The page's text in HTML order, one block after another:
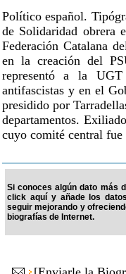
Político español.
de Solidaridad obrera
Federación Catalana
en la creación del
representó a la
antifascistas y en el
presidido por
departamentos.
cuyo comité central fue
Si conoces algún dato más
click aquí y añade los
seguir mejorando y
biografías de Internet.